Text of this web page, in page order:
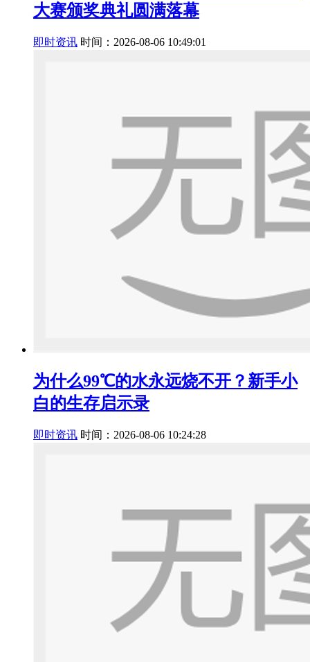
大赛颁奖典礼圆满落幕
即时资讯 时间：2026-08-06 10:49:01
为什么99℃的水永远烧不开？新手小
白的生存启示录
即时资讯 时间：2026-08-06 10:24:28